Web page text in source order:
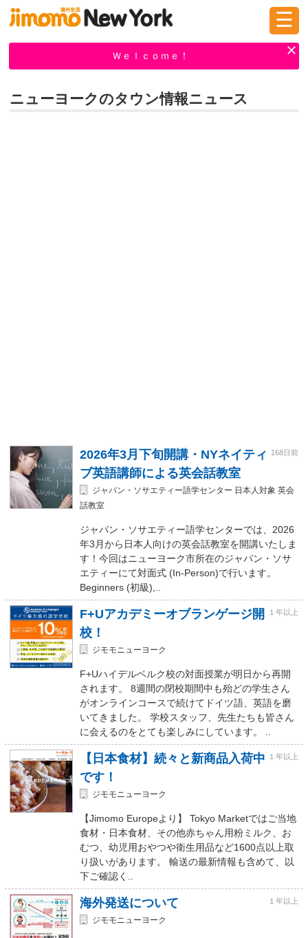
☰
Ｗｅｌｃｏｍｅ！
ニューヨークのタウン情報ニュース
2026年3月下旬開講・NYネイティ
ブ英語講師による英会話教室
168日前
ジャパン・ソサエティー語学センター 日本人対象 英会
話教室
ジャパン・ソサエティー語学センターでは、2026
年3月から日本人向けの英会話教室を開講いたしま
す！今回はニューヨーク市所在のジャパン・ソサ
エティーにて対面式 (In-Person)で行います。
Beginners (初級),..
F+Uアカデミーオブランゲージ開
校！
１年以上
ジモモニューヨーク
F+Uハイデルベルク校の対面授業が明日から再開
されます。 8週間の閉校期間中も殆どの学生さん
がオンラインコースで続けてドイツ語、英語を磨
いてきました。 学校スタッフ、先生たちも皆さん
に会えるのをとても楽しみにしています。 ..
【日本食材】続々と新商品入荷中
です！
１年以上
ジモモニューヨーク
【Jimomo Europeより】 Tokyo Marketではご当地
食材・日本食材、その他赤ちゃん用粉ミルク、お
むつ、幼児用おやつや衛生用品など1600点以上取
り扱いがあります。 輸送の最新情報も含めて、以
下ご確認く..
海外発送について １年以上
ジモモニューヨーク